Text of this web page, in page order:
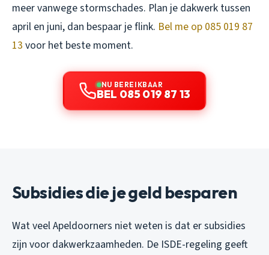
meer vanwege stormschades. Plan je dakwerk tussen
april en juni, dan bespaar je flink. Bel me op 085 019 87
13 voor het beste moment.
NU BEREIKBAAR
BEL 085 019 87 13
Subsidies die je geld besparen
Wat veel Apeldoorners niet weten is dat er subsidies
zijn voor dakwerkzaamheden. De ISDE-regeling geeft